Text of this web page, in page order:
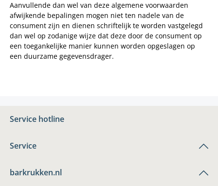
Aanvullende dan wel van deze algemene voorwaarden
afwijkende bepalingen mogen niet ten nadele van de
consument zijn en dienen schriftelijk te worden vastgelegd
dan wel op zodanige wijze dat deze door de consument op
een toegankelijke manier kunnen worden opgeslagen op
een duurzame gegevensdrager.
Service hotline
Service
barkrukken.nl